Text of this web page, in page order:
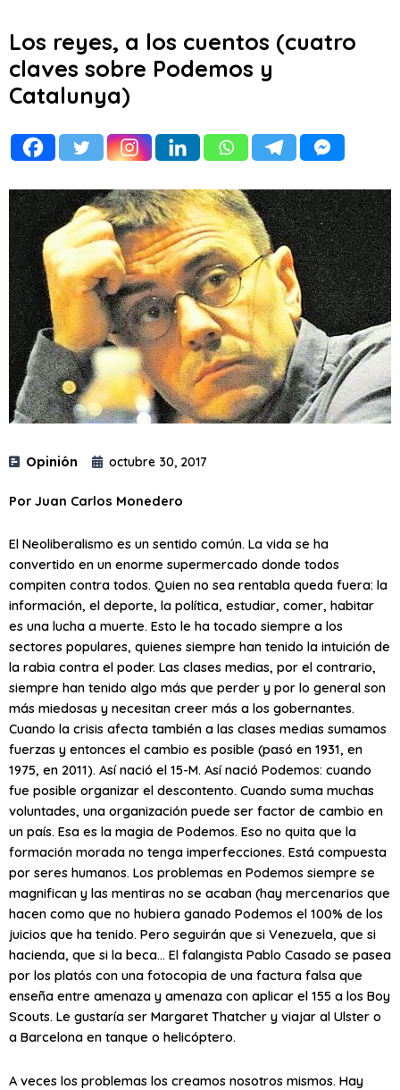
Los reyes, a los cuentos (cuatro
claves sobre Podemos y
Catalunya)
Opinión octubre 30, 2017
Por Juan Carlos Monedero
El Neoliberalismo es un sentido común. La vida se ha
convertido en un enorme supermercado donde todos
compiten contra todos. Quien no sea rentabla queda fuera: la
información, el deporte, la política, estudiar, comer, habitar
es una lucha a muerte. Esto le ha tocado siempre a los
sectores populares, quienes siempre han tenido la intuición de
la rabia contra el poder. Las clases medias, por el contrario,
siempre han tenido algo más que perder y por lo general son
más miedosas y necesitan creer más a los gobernantes.
Cuando la crisis afecta también a las clases medias sumamos
fuerzas y entonces el cambio es posible (pasó en 1931, en
1975, en 2011). Así nació el 15-M. Así nació Podemos: cuando
fue posible organizar el descontento. Cuando suma muchas
voluntades, una organización puede ser factor de cambio en
un país. Esa es la magia de Podemos. Eso no quita que la
formación morada no tenga imperfecciones. Está compuesta
por seres humanos. Los problemas en Podemos siempre se
magnifican y las mentiras no se acaban (hay mercenarios que
hacen como que no hubiera ganado Podemos el 100% de los
juicios que ha tenido. Pero seguirán que si Venezuela, que si
hacienda, que si la beca… El falangista Pablo Casado se pasea
por los platós con una fotocopia de una factura falsa que
enseña entre amenaza y amenaza con aplicar el 155 a los Boy
Scouts. Le gustaría ser Margaret Thatcher y viajar al Ulster o
a Barcelona en tanque o helicóptero.
A veces los problemas los creamos nosotros mismos. Hay